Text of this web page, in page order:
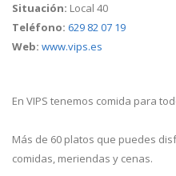
Situación: Local 40
Teléfono: 629 82 07 19
Web: www.vips.es
En VIPS tenemos comida para
Más de 60 platos que puedes
comidas, meriendas y cenas.